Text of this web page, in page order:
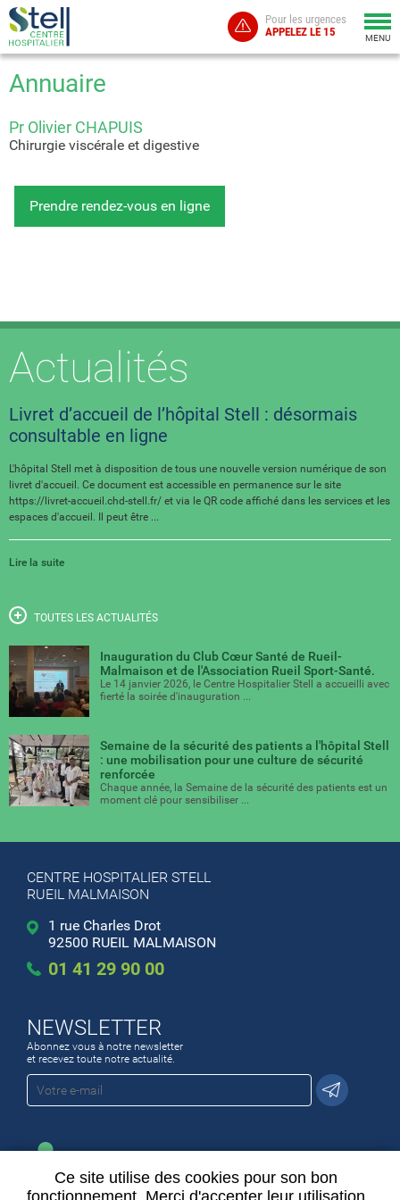
Pour les urgences
APPELEZ LE 15
MENU
Annuaire
Pr Olivier CHAPUIS
Chirurgie viscérale et digestive
Prendre rendez-vous en ligne
Actualités
Livret d’accueil de l’hôpital Stell : désormais
consultable en ligne
L'hôpital Stell met à disposition de tous une nouvelle version numérique de son
livret d'accueil. Ce document est accessible en permanence sur le site
https://livret-accueil.chd-stell.fr/ et via le QR code affiché dans les services et les
espaces d'accueil. Il peut être ...
Lire la suite
TOUTES LES ACTUALITÉS
Inauguration du Club Cœur Santé de Rueil-
Malmaison et de l'Association Rueil Sport-Santé.
Le 14 janvier 2026, le Centre Hospitalier Stell a accueilli avec
fierté la soirée d'inauguration ...
Semaine de la sécurité des patients a l'hôpital Stell
: une mobilisation pour une culture de sécurité
renforcée
Chaque année, la Semaine de la sécurité des patients est un
moment clé pour sensibiliser ...
CENTRE HOSPITALIER STELL
RUEIL MALMAISON
1 rue Charles Drot
92500 RUEIL MALMAISON
01 41 29 90 00
NEWSLETTER
Abonnez vous à notre newsletter
et recevez toute notre actualité.
ESPACE EMPLOI
Ce site utilise des cookies pour son bon
fonctionnement. Merci d'accepter leur utilisation